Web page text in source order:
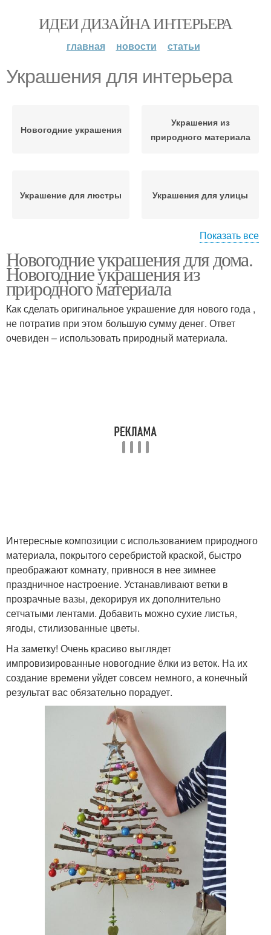
ИДЕИ ДИЗАЙНА ИНТЕРЬЕРА
главная новости статьи
Украшения для интерьера
Новогодние украшения
Украшения из
природного материала
Украшение для люстры Украшения для улицы
Оконные украшения Украшения на елку
Показать все
Новогодние украшения для дома.
Новогодние украшения из
природного материала
Как сделать оригинальное украшение для нового года ,
не потратив при этом большую сумму денег. Ответ
очевиден – использовать природный материала.
Интересные композиции с использованием природного
материала, покрытого серебристой краской, быстро
преображают комнату, привнося в нее зимнее
праздничное настроение. Устанавливают ветки в
прозрачные вазы, декорируя их дополнительно
сетчатыми лентами. Добавить можно сухие листья,
ягоды, стилизованные цветы.
На заметку! Очень красиво выглядет
импровизированные новогодние ёлки из веток. На их
создание времени уйдет совсем немного, а конечный
результат вас обязательно порадует.